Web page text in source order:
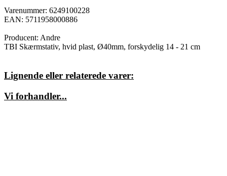
Varenummer: 6249100228
EAN: 5711958000886
Producent: Andre
TBI Skærmstativ, hvid plast, Ø40mm, forskydelig 14 - 21 cm
Lignende eller relaterede varer:
Vi forhandler...